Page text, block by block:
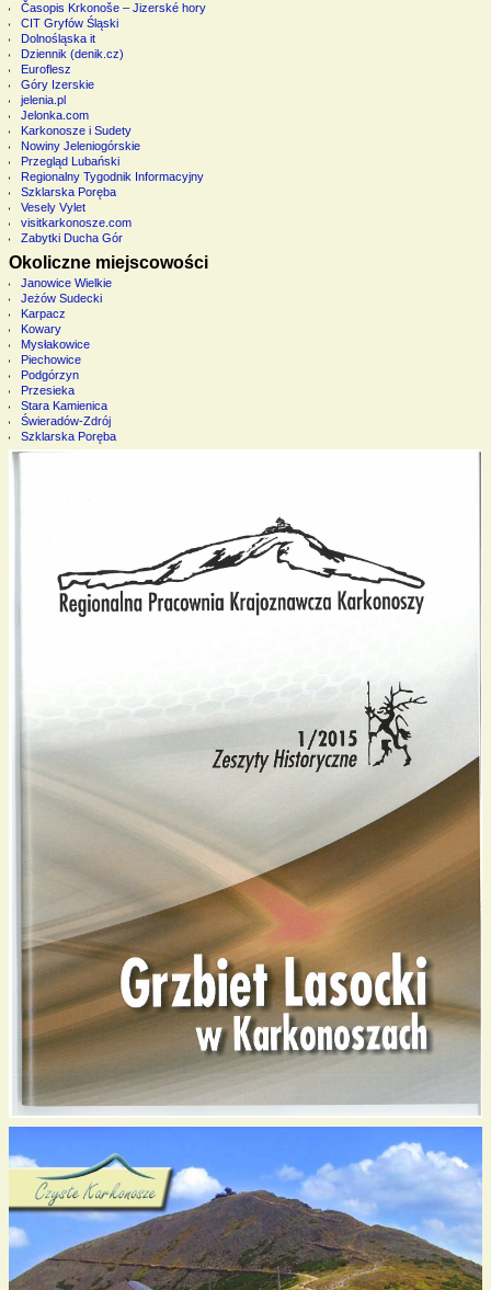
Časopis Krkonoše – Jizerské hory
CIT Gryfów Śląski
Dolnośląska it
Dziennik (denik.cz)
Euroflesz
Góry Izerskie
jelenia.pl
Jelonka.com
Karkonosze i Sudety
Nowiny Jeleniogórskie
Przegląd Lubański
Regionalny Tygodnik Informacyjny
Szklarska Poręba
Vesely Vylet
visitkarkonosze.com
Zabytki Ducha Gór
Okoliczne miejscowości
Janowice Wielkie
Jeżów Sudecki
Karpacz
Kowary
Mysłakowice
Piechowice
Podgórzyn
Przesieka
Stara Kamienica
Świeradów-Zdrój
Szklarska Poręba